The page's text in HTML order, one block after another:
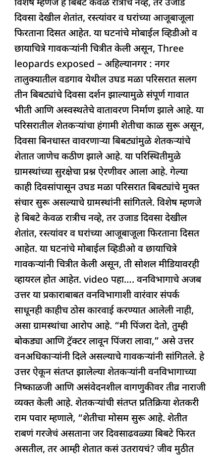
c
e
b
o
o
k
at
s
A
p
p
k
e
dI
n
re
a
d
s
e
g
ra
m
ar
e
विशेष म्हणजे हे बिबटे केवळ रात्रीच नव्हे, तर उजाड
दिवसा देखील शेतांत, रस्त्यांवर व घरांच्या आजूबाजूला
फिरताना दिसत आहेत. या घटनांचे मोबाईल व्हिडीओ व
छायाचित्रे गावकऱ्यांनी चित्रीत केली असून, Three
leopards exposed – अहिल्यानगर : नगर
तालुक्यातील वडगाव येथील उघड मळा परिसरात सलग
तीन बिबट्यांचे दिवसा दर्शन झाल्यामुळे संपूर्ण गावात
भीती आणि अस्वस्थतेचे वातावरण निर्माण झाले आहे. या
परिसरातील शेतकऱ्यांचा हंगामी शेतीचा काळ सुरू असून,
दिवसा बिनधास्त वावरणाऱ्या बिबट्यांमुळे शेतकऱ्यांचे
शेतात जाणेच कठीण झाले आहे. या परिस्थितीमुळे
ग्रामस्थांच्या सुरक्षेचा प्रश्न ऐरणीवर आला आहे. गेल्या
काही दिवसांपासून उघड मळा परिसरात बिबट्यांचे मुक्त
संचार सुरू असल्याचे ग्रामस्थांनी सांगितले. विशेष म्हणजे
हे बिबटे केवळ रात्रीच नव्हे, तर उजाड दिवसा देखील
शेतांत, रस्त्यांवर व घरांच्या आजूबाजूला फिरताना दिसत
आहेत. या घटनांचे मोबाईल व्हिडीओ व छायाचित्रे
गावकऱ्यांनी चित्रीत केली असून, ती सोशल मीडियावरही
व्हायरल होत आहेत. video पहा…. वनविभागाचे अजब
उत्तर या प्रकाराबाबत वनविभागाशी वारंवार संपर्क
साधूनही काहीच ठोस कारवाई करण्यात आलेली नाही,
असा ग्रामस्थांचा आरोप आहे. “मी पिंजरा देतो, तुम्ही
बोकड्या आणि ट्रॅक्टर लावून पिंजरा लावा,” असे उत्तर
वनअधिकाऱ्यांनी दिले असल्याचे गावकऱ्यांनी सांगितले. हे
उत्तर ऐकून संतप्त झालेल्या शेतकऱ्यांनी वनविभागाच्या
निष्काळजी आणि असंवेदनशील वागणुकीवर तीव्र नाराजी
व्यक्त केली आहे. शेतकऱ्यांची संतप्त प्रतिक्रिया शेतकरी
राम पवार म्हणाले, “शेतीचा मोसम सुरू आहे. शेतीत
राबणं गरजेचं असताना जर दिवसाढवळ्या बिबटे फिरत
असतील, तर आम्ही शेतात कसं उतरायचं? जीव मुठीत